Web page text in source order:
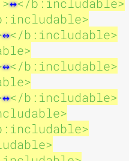
u
s
u
</b:includable>
</b:includable>
</b:includable>